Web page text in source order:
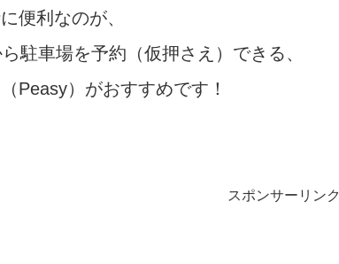
便利なのが、
駐車場を予約（仮押さえ）できる、
Peasy）がおすすめです！
スポンサーリンク